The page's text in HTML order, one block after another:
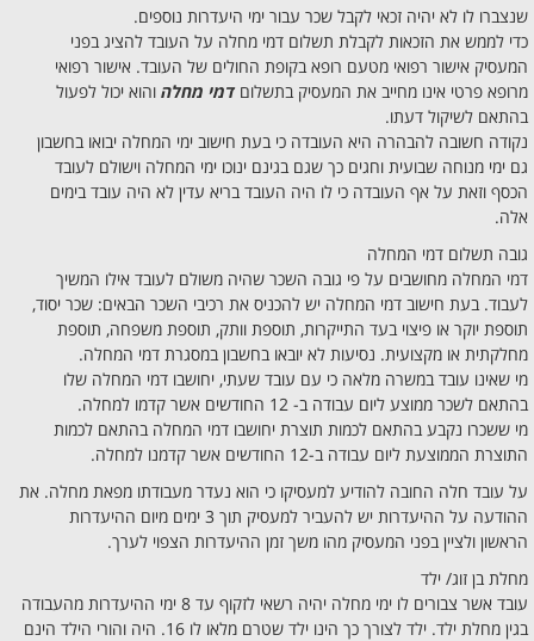
שנצברו לו לא יהיה זכאי לקבל שכר עבור ימי היעדרות נוספים.
כדי לממש את הזכאות לקבלת תשלום דמי מחלה על העובד להציג בפני
המעסיק אישור רפואי מטעם רופא בקופת החולים של העובד. אישור רפואי
מרופא פרטי אינו מחייב את המעסיק בתשלוםדמי מחלה והוא יכול לפעול
בהתאם לשיקול דעתו.
נקודה חשובה להבהרה היא העובדה כי בעת חישוב ימי המחלה יבואו בחשבון
גם ימי מנוחה שבועית וחגים כך שגם בגינם ינוכו ימי המחלה וישולם לעובד
הכסף וזאת על אף העובדה כי לו היה העובד בריא עדין לא היה עובד בימים
אלה.
גובה תשלום דמי המחלה
דמי המחלה מחושבים על פי גובה השכר שהיה משולם לעובד אילו המשיך
לעבוד. בעת חישוב דמי המחלה יש להכניס את רכיבי השכר הבאים: שכר יסוד,
תוספת יוקר או פיצוי בעד התייקרות, תוספת וותק, תוספת משפחה, תוספת
מחלקתית או מקצועית. נסיעות לא יובאו בחשבון במסגרת דמי המחלה.
מי שאינו עובד במשרה מלאה כי עם עובד שעתי, יחושבו דמי המחלה שלו
בהתאם לשכר ממוצע ליום עבודה ב- 12 החודשים אשר קדמו למחלה.
מי ששכרו נקבע בהתאם לכמות תוצרת יחושבו דמי המחלה בהתאם לכמות
התוצרת הממוצעת ליום עבודה ב-12 החודשים אשר קדמנו למחלה.
על עובד חלה החובה להודיע למעסיקו כי הוא נעדר מעבודתו מפאת מחלה. את
ההודעה על ההיעדרות יש להעביר למעסיק תוך 3 ימים מיום ההיעדרות
הראשון ולציין בפני המעסיק מהו משך זמן ההיעדרות הצפוי לערך.
מחלת בן זוג/ ילד
עובד אשר צבורים לו ימי מחלה יהיה רשאי לזקוף עד 8 ימי ההיעדרות מהעבודה
בגין מחלת ילד. ילד לצורך כך הינו ילד שטרם מלאו לו 16. היה והורי הילד הינם